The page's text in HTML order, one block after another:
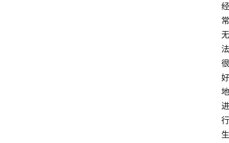
经
常
无
法
很
好
地
进
行
生